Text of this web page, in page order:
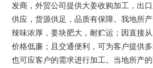
发商，外贸公司提供大姜收购加工，出
供应，货源供足，品质有保障。我地所产
辣味浓厚，姜块肥大，耐贮运；因直接
价格低廉；且交通便利，可为客户提供多
也可应客户的需求进行加工。当地所产